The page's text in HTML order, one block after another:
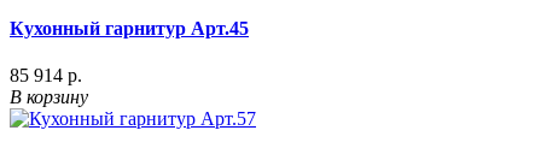
Кухонный гарнитур Арт.45
85 914 р.
В корзину